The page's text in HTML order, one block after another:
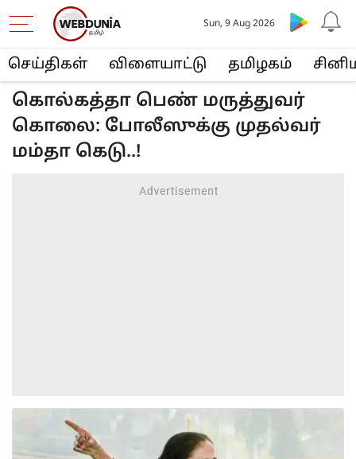
செய்திகள் விளையா‌ட்டு த‌மிழக‌ம்
Sun, 9 Aug 2026
கொல்கத்தா பெண் மருத்துவர்
கொலை: போலீஸுக்கு முதல்வர்
மம்தா கெடு..!